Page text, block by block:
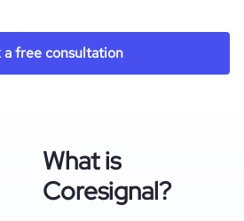
a free consultation
What is
Coresignal?